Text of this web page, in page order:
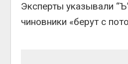
Эксперты указывали
чиновники «берут с
Авг 5, 2026